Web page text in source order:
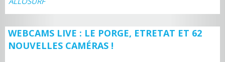
WEBCAMS LIVE : LE PORGE, ETRETAT ET 62
NOUVELLES CAMÉRAS !